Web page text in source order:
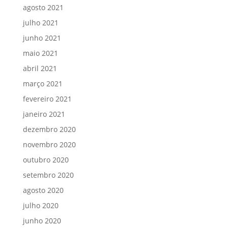
agosto 2021
julho 2021
junho 2021
maio 2021
abril 2021
março 2021
fevereiro 2021
janeiro 2021
dezembro 2020
novembro 2020
outubro 2020
setembro 2020
agosto 2020
julho 2020
junho 2020